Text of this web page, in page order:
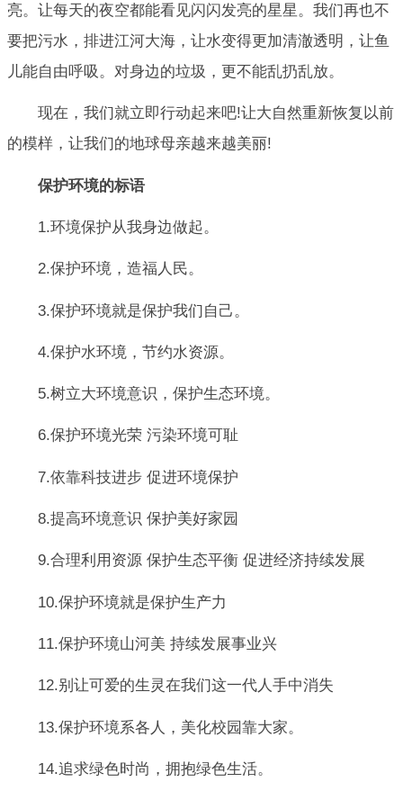
亮。让每天的夜空都能看见闪闪发亮的星星。我们再也不
要把污水，排进江河大海，让水变得更加清澈透明，让鱼
儿能自由呼吸。对身边的垃圾，更不能乱扔乱放。
现在，我们就立即行动起来吧!让大自然重新恢复以前
的模样，让我们的地球母亲越来越美丽!
保护环境的标语
1.环境保护从我身边做起。
2.保护环境，造福人民。
3.保护环境就是保护我们自己。
4.保护水环境，节约水资源。
5.树立大环境意识，保护生态环境。
6.保护环境光荣 污染环境可耻
7.依靠科技进步 促进环境保护
8.提高环境意识 保护美好家园
9.合理利用资源 保护生态平衡 促进经济持续发展
10.保护环境就是保护生产力
11.保护环境山河美 持续发展事业兴
12.别让可爱的生灵在我们这一代人手中消失
13.保护环境系各人，美化校园靠大家。
14.追求绿色时尚，拥抱绿色生活。